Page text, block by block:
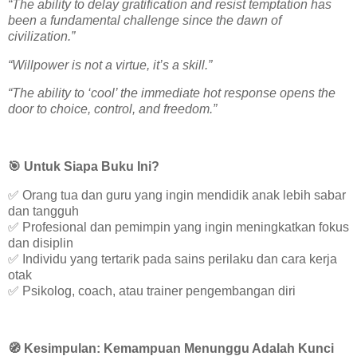
“The ability to delay gratification and resist temptation has
been a fundamental challenge since the dawn of
civilization.”
“Willpower is not a virtue, it’s a skill.”
“The ability to ‘cool’ the immediate hot response opens the
door to choice, control, and freedom.”
🎯 Untuk Siapa Buku Ini?
✅ Orang tua dan guru yang ingin mendidik anak lebih sabar
dan tangguh
✅ Profesional dan pemimpin yang ingin meningkatkan fokus
dan disiplin
✅ Individu yang tertarik pada sains perilaku dan cara kerja
otak
✅ Psikolog, coach, atau trainer pengembangan diri
🧭 Kesimpulan: Kemampuan Menunggu Adalah Kunci